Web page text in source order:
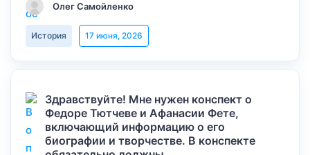
Олег Самойленко
История 17 июня, 2026
Здравствуйте! Мне нужен конспект о
Федоре Тютчеве и Афанасии Фете,
включающий информацию о его
биографии и творчестве. В конспекте